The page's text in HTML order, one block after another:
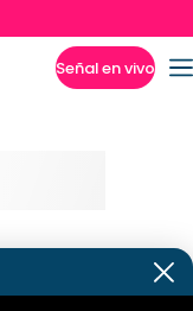
Señal en vivo